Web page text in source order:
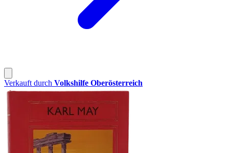
Verkauft durch Volkshilfe Oberösterreich